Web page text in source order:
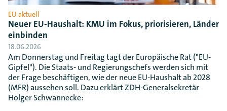
EU aktuell
Neuer EU-Haushalt: KMU im Fokus, priorisieren, Länder
einbinden
18.06.2026
Am Donnerstag und Freitag tagt der Europäische Rat ("EU-
Gipfel"). Die Staats- und Regierungschefs werden sich mit
der Frage beschäftigen, wie der neue EU-Haushalt ab 2028
(MFR) aussehen soll. Dazu erklärt ZDH-Generalsekretär
Holger Schwannecke: